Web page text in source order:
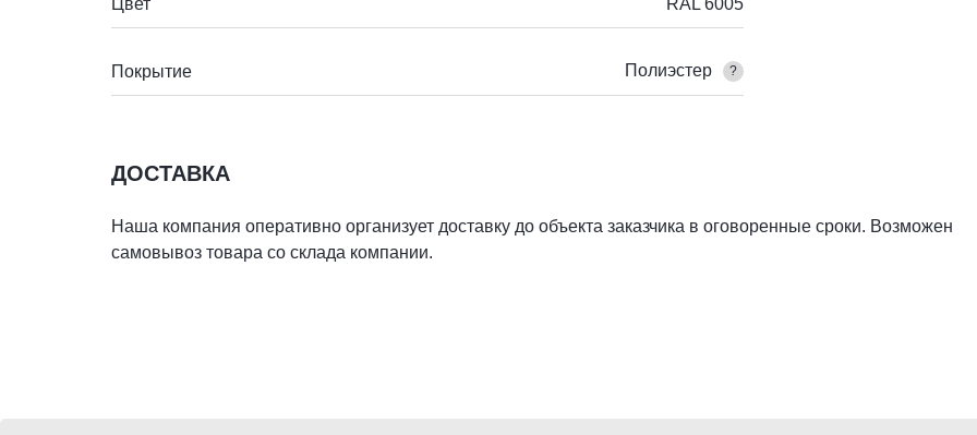
Цвет RAL 6005
Покрытие Полиэстер ?
ДОСТАВКА
Наша компания оперативно организует доставку до объекта заказчика в оговоренные сроки. Возможен
самовывоз товара со склада компании.